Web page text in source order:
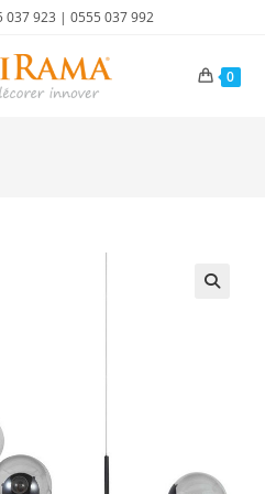
037 923 | 0555 037 992
0